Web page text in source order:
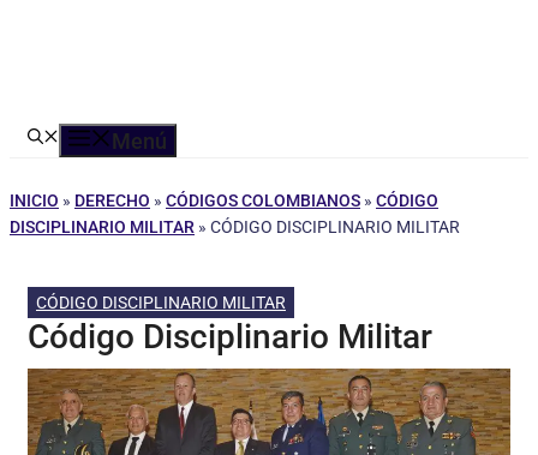
Menú
INICIO » DERECHO » CÓDIGOS COLOMBIANOS » CÓDIGO
DISCIPLINARIO MILITAR » CÓDIGO DISCIPLINARIO MILITAR
CÓDIGO DISCIPLINARIO MILITAR
Código Disciplinario Militar